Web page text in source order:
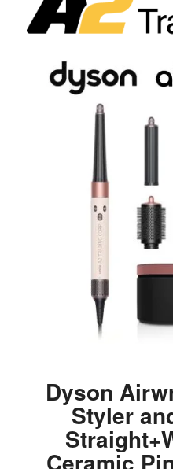
Dyson
Styler
Ceramic